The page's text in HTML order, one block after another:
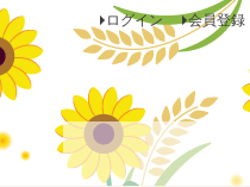
ログイン 会員登録